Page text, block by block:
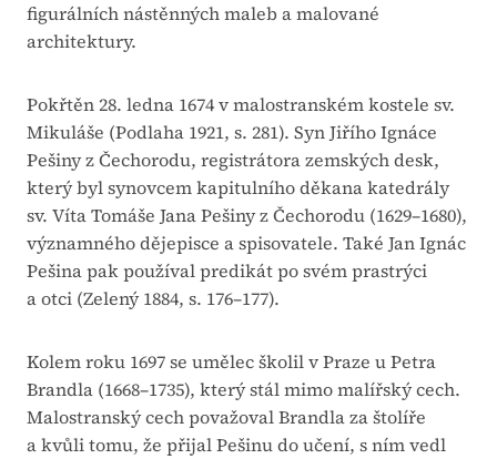
figurálních nástěnných maleb a malované
architektury.
Pokřtěn 28. ledna 1674 v malostranském kostele sv.
Mikuláše (Podlaha 1921, s. 281). Syn Jiřího Ignáce
Pešiny z Čechorodu, registrátora zemských desk,
který byl synovcem kapitulního děkana katedrály
sv. Víta Tomáše Jana Pešiny z Čechorodu (1629–1680),
významného dějepisce a spisovatele. Také Jan Ignác
Pešina pak používal predikát po svém prastrýci
a otci (Zelený 1884, s. 176–177).
Kolem roku 1697 se umělec školil v Praze u Petra
Brandla (1668–1735), který stál mimo malířský cech.
Malostranský cech považoval Brandla za štolíře
a kvůli tomu, že přijal Pešinu do učení, s ním vedl